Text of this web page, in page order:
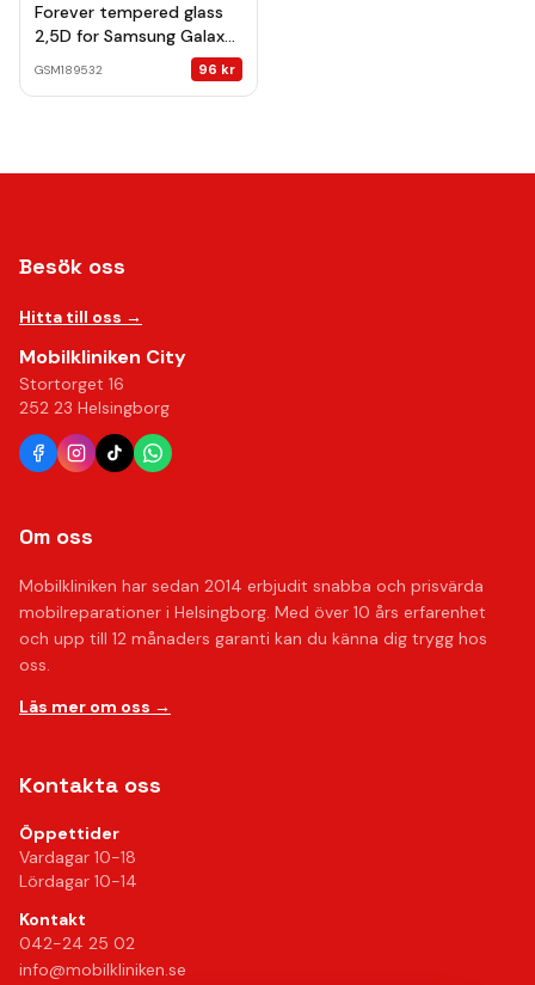
Forever tempered glass
2,5D for Samsung Galaxy
GSM189532 96 kr
Besök oss
Hitta till oss →
Mobilkliniken City
Stortorget 16
252 23 Helsingborg
Om oss
Mobilkliniken har sedan 2014 erbjudit snabba och prisvärda
mobilreparationer i Helsingborg. Med över 10 års erfarenhet
och upp till 12 månaders garanti kan du känna dig trygg hos
oss.
Läs mer om oss →
Kontakta oss
Öppettider
Vardagar 10-18
Lördagar 10-14
Kontakt
042-24 25 02
info@mobilkliniken.se